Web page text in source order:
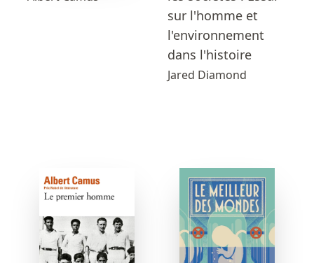
sur l'homme et
l'environnement
dans l'histoire
Jared Diamond